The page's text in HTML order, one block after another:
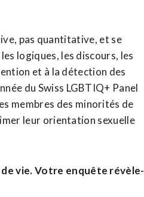
pas quantitative, et se
logiques, les discours, les
et à la détection des
du Swiss LGBTIQ+ Panel
membres des minorités de
leur orientation sexuelle
vie. Votre enquête révèle-